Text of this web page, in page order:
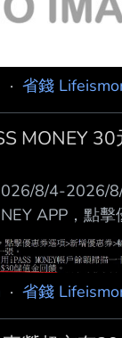
· 省錢
MONEY
8/4-2026/
APP，點
惠券代碼《早
惠券一張。
帳戶餘額
· 省錢